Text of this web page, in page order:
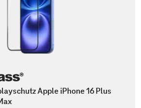
Apple iPhone 16 Plus